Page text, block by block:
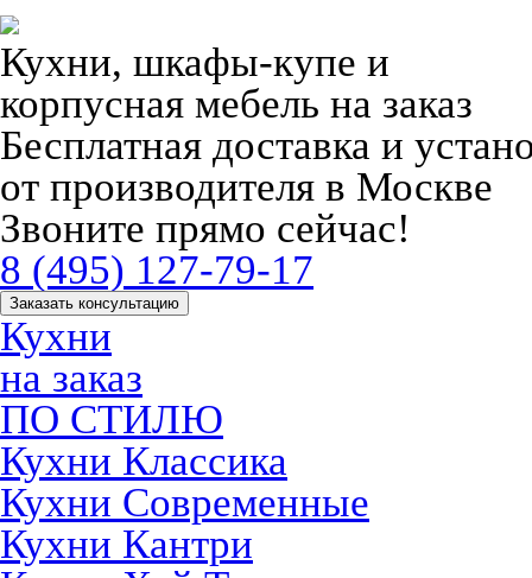
Кухни, шкафы-купе и
корпусная мебель на заказ
Бесплатная доставка и
от производителя в Москве
Звоните прямо сейчас!
8 (495) 127-79-17
Заказать консультацию
Кухни
на заказ
ПО СТИЛЮ
Кухни Классика
Кухни Современные
Кухни Кантри